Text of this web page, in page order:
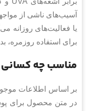
آسیب‌های ناشی از
یا فعالیت‌های روزانه
برای استفاده روزمره،
مناسب چه
بر اساس اطلاعات
در متن محصول برای